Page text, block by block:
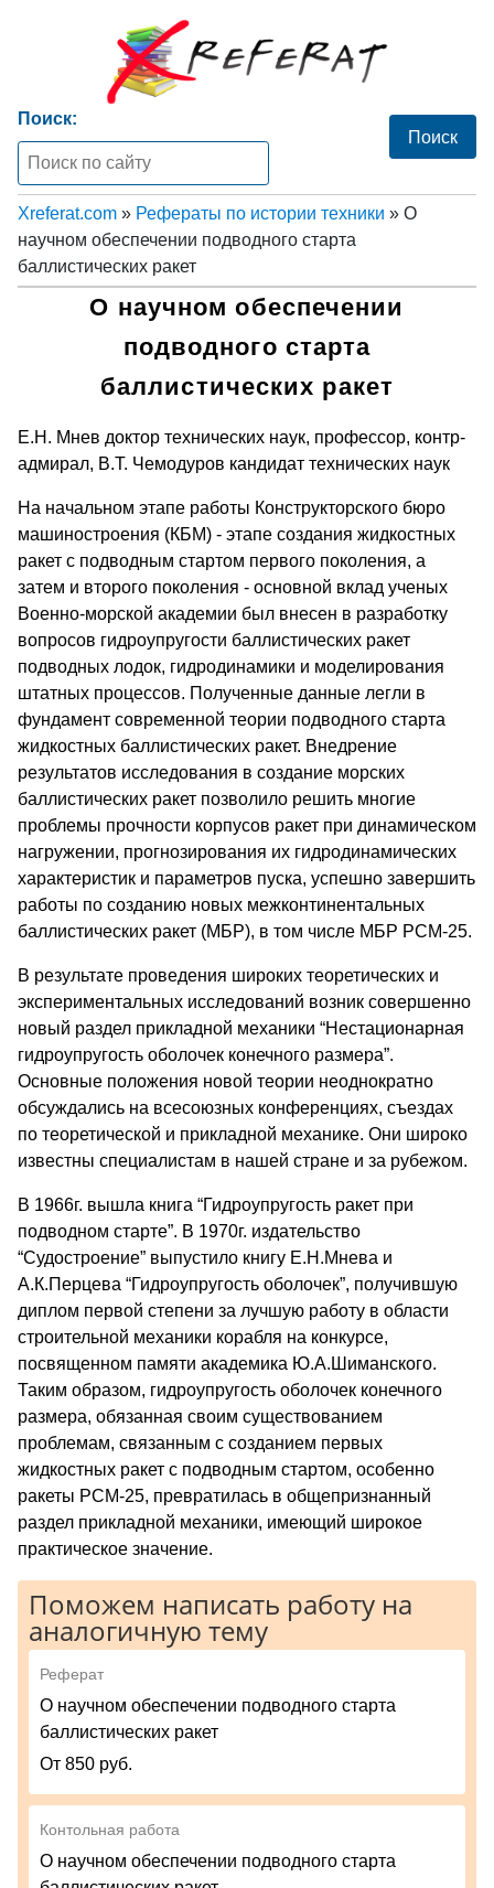
Поиск:
Xreferat.com » Рефераты по истории техники » О
научном обеспечении подводного старта
баллистических ракет
О научном обеспечении
подводного старта
баллистических ракет
Е.Н. Мнев доктор технических наук, профессор, контр-
адмирал, В.Т. Чемодуров кандидат технических наук
На начальном этапе работы Конструкторского бюро
машиностроения (КБМ) - этапе создания жидкостных
ракет с подводным стартом первого поколения, а
затем и второго поколения - основной вклад ученых
Военно-морской академии был внесен в разработку
вопросов гидроупругости баллистических ракет
подводных лодок, гидродинамики и моделирования
штатных процессов. Полученные данные легли в
фундамент современной теории подводного старта
жидкостных баллистических ракет. Внедрение
результатов исследования в создание морских
баллистических ракет позволило решить многие
проблемы прочности корпусов ракет при динамическом
нагружении, прогнозирования их гидродинамических
характеристик и параметров пуска, успешно завершить
работы по созданию новых межконтинентальных
баллистических ракет (МБР), в том числе МБР РСМ-25.
В результате проведения широких теоретических и
экспериментальных исследований возник совершенно
новый раздел прикладной механики “Нестационарная
гидроупругость оболочек конечного размера”.
Основные положения новой теории неоднократно
обсуждались на всесоюзных конференциях, съездах
по теоретической и прикладной механике. Они широко
известны специалистам в нашей стране и за рубежом.
В 1966г. вышла книга “Гидроупругость ракет при
подводном старте”. В 1970г. издательство
“Судостроение” выпустило книгу Е.Н.Мнева и
А.К.Перцева “Гидроупругость оболочек”, получившую
диплом первой степени за лучшую работу в области
строительной механики корабля на конкурсе,
посвященном памяти академика Ю.А.Шиманского.
Таким образом, гидроупругость оболочек конечного
размера, обязанная своим существованием
проблемам, связанным с созданием первых
жидкостных ракет с подводным стартом, особенно
ракеты РСМ-25, превратилась в общепризнанный
раздел прикладной механики, имеющий широкое
практическое значение.
Поможем написать работу на
аналогичную тему
Реферат
О научном обеспечении подводного старта
баллистических ракет
От 850 руб.
Контольная работа
О научном обеспечении подводного старта